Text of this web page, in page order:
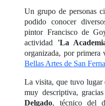
Un grupo de personas
podido conocer
pintor Francisco de
actividad 'La
organizada, por
Bellas Artes de San
La visita, que tuvo lugar
muy descriptiva,
Delgado, técnico del